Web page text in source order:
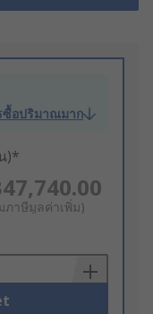
ซื้อปริมาณมาก
)*
ภาษีมูลค่าเพิ่ม)